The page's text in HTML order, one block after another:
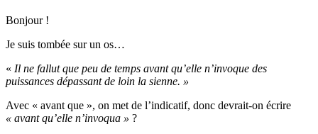
Bonjour !
Je suis tombée sur un os…
« Il ne fallut que peu de temps avant qu’elle n’invoque des
puissances dépassant de loin la sienne. »
Avec « avant que », on met de l’indicatif, donc devrait-on écrire
« avant qu’elle n’invoqua » ?